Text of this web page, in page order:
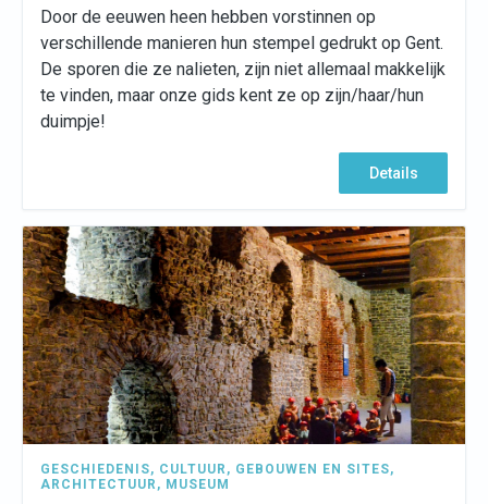
Door de eeuwen heen hebben vorstinnen op
verschillende manieren hun stempel gedrukt op Gent.
De sporen die ze nalieten, zijn niet allemaal makkelijk
te vinden, maar onze gids kent ze op zijn/haar/hun
duimpje!
Details
GESCHIEDENIS, CULTUUR , GEBOUWEN EN SITES,
ARCHITECTUUR , MUSEUM